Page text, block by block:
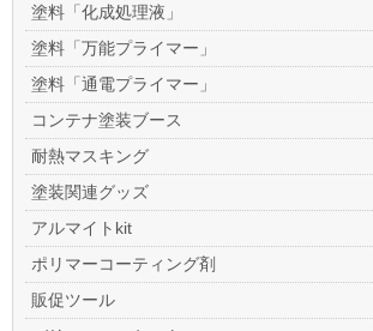
塗料「化成処理液」
塗料「万能プライマー」
塗料「通電プライマー」
コンテナ塗装ブース
耐熱マスキング
塗装関連グッズ
アルマイトkit
ポリマーコーティング剤
販促ツール